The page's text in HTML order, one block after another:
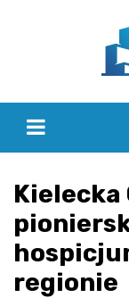
Kielecka
regionie